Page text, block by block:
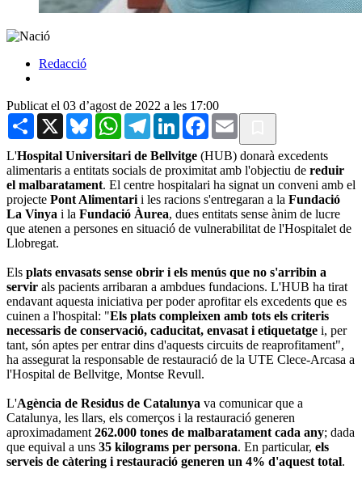
Redacció
Publicat el 03 d’agost de 2022 a les 17:00
Share X BlueskyWhatsAppTelegramLinkedInFacebook
Email
L'Hospital Universitari de Bellvitge (HUB) donarà excedents
alimentaris a entitats socials de proximitat amb l'objectiu de reduir
el malbaratament. El centre hospitalari ha signat un conveni amb el
projecte Pont Alimentari i les racions s'entregaran a la Fundació
La Vinya i la Fundació Àurea, dues entitats sense ànim de lucre
que atenen a persones en situació de vulnerabilitat de l'Hospitalet de
Llobregat.
Els plats envasats sense obrir i els menús que no s'arribin a
servir als pacients arribaran a ambdues fundacions. L'HUB ha tirat
endavant aquesta iniciativa per poder aprofitar els excedents que es
cuinen a l'hospital: "Els plats compleixen amb tots els criteris
necessaris de conservació, caducitat, envasat i etiquetatge i, per
tant, són aptes per entrar dins d'aquests circuits de reaprofitament",
ha assegurat la responsable de restauració de la UTE Clece-Arcasa a
l'Hospital de Bellvitge, Montse Revull.
L'Agència de Residus de Catalunya va comunicar que a
Catalunya, les llars, els comerços i la restauració generen
aproximadament 262.000 tones de malbaratament cada any; dada
que equival a uns 35 kilograms per persona. En particular, els
serveis de càtering i restauració generen un 4% d'aquest total.